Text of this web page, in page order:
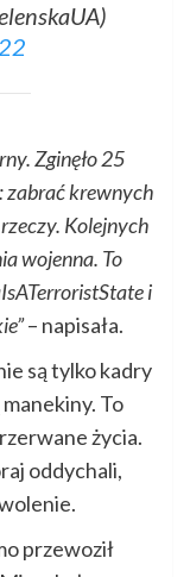
Zginęło 25
zabrać krewnych
Kolejnych
wojenna. To
i
– napisała.
są tylko kadry
To
życia.
oddychali,
przewoził